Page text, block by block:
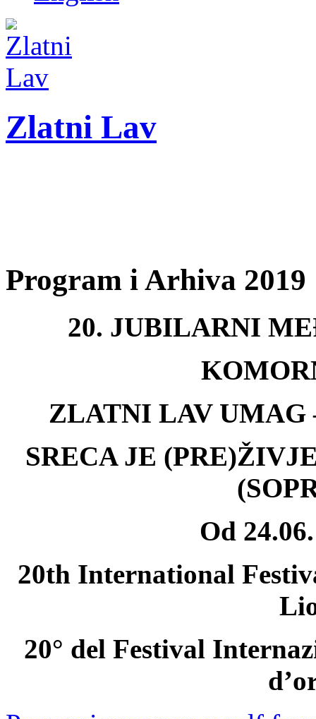
Zlatni Lav
Program i Arhiva 2019
20. JUBILARNI
ZLATNI LAV UMAG
SRECA JE
Od
20th International
20° del Festival